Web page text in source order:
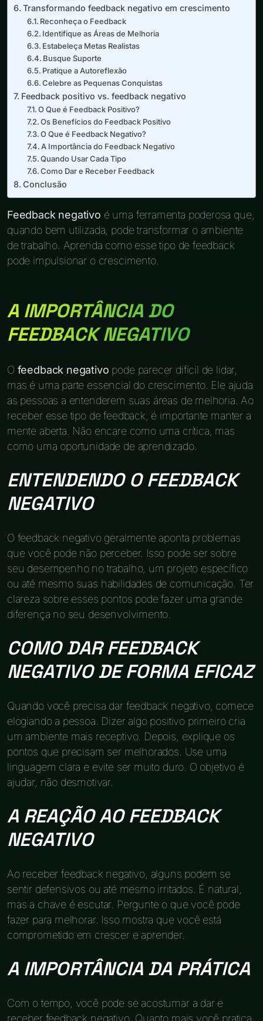
Transformando feedback negativo em crescimento
Reconheça o Feedback
Identifique as Áreas de Melhoria
Estabeleça Metas Realistas
Busque Suporte
Pratique a Autoreflexão
Celebre as Pequenas Conquistas
Feedback positivo vs. feedback negativo
O Que é Feedback Positivo?
Os Benefícios do Feedback Positivo
O Que é Feedback Negativo?
A Importância do Feedback Negativo
Quando Usar Cada Tipo
Como Dar e Receber Feedback
Conclusão
Feedback negativo é uma ferramenta poderosa que,
quando bem utilizada, pode transformar o ambiente
de trabalho. Aprenda como esse tipo de feedback
pode impulsionar o crescimento.
A IMPORTÂNCIA DO
FEEDBACK NEGATIVO
O feedback negativo pode parecer difícil de lidar,
mas é uma parte essencial do crescimento. Ele ajuda
as pessoas a entenderem suas áreas de melhoria. Ao
receber esse tipo de feedback, é importante manter a
mente aberta. Não encare como uma crítica, mas
como uma oportunidade de aprendizado.
ENTENDENDO O FEEDBACK
NEGATIVO
O feedback negativo geralmente aponta problemas
que você pode não perceber. Isso pode ser sobre
seu desempenho no trabalho, um projeto específico
ou até mesmo suas habilidades de comunicação. Ter
clareza sobre esses pontos pode fazer uma grande
diferença no seu desenvolvimento.
COMO DAR FEEDBACK
NEGATIVO DE FORMA EFICAZ
Quando você precisa dar feedback negativo, comece
elogiando a pessoa. Dizer algo positivo primeiro cria
um ambiente mais receptivo. Depois, explique os
pontos que precisam ser melhorados. Use uma
linguagem clara e evite ser muito duro. O objetivo é
ajudar, não desmotivar.
A REAÇÃO AO FEEDBACK
NEGATIVO
Ao receber feedback negativo, alguns podem se
sentir defensivos ou até mesmo irritados. É natural,
mas a chave é escutar. Pergunte o que você pode
fazer para melhorar. Isso mostra que você está
comprometido em crescer e aprender.
A IMPORTÂNCIA DA PRÁTICA
Com o tempo, você pode se acostumar a dar e
receber feedback negativo. Quanto mais você pratica,